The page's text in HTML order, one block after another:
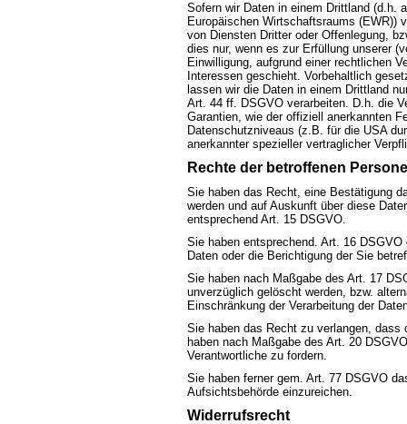
Sofern wir Daten in einem Drittland (d.h.
Europäischen Wirtschaftsraums (EWR))
von Diensten Dritter oder Offenlegung,
dies nur, wenn es zur Erfüllung unserer
Einwilligung, aufgrund einer rechtlichen
Interessen geschieht. Vorbehaltlich
lassen wir die Daten in einem Drittland
Art. 44 ff. DSGVO verarbeiten. D.h. die
Garantien, wie der offiziell anerkannten
Datenschutzniveaus (z.B. für die USA
anerkannter spezieller vertraglicher
Rechte der betroffenen
Sie haben das Recht, eine Bestätigung
werden und auf Auskunft über diese
entsprechend Art. 15 DSGVO.
Sie haben entsprechend. Art. 16
Daten oder die Berichtigung der Sie
Sie haben nach Maßgabe des Art. 17
unverzüglich gelöscht werden, bzw.
Einschränkung der Verarbeitung der
Sie haben das Recht zu verlangen,
haben nach Maßgabe des Art. 20
Verantwortliche zu fordern.
Sie haben ferner gem. Art. 77 DSGVO
Aufsichtsbehörde einzureichen.
Widerrufsrecht